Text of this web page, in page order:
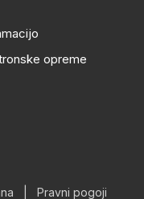
opreme
Pravni pogoji